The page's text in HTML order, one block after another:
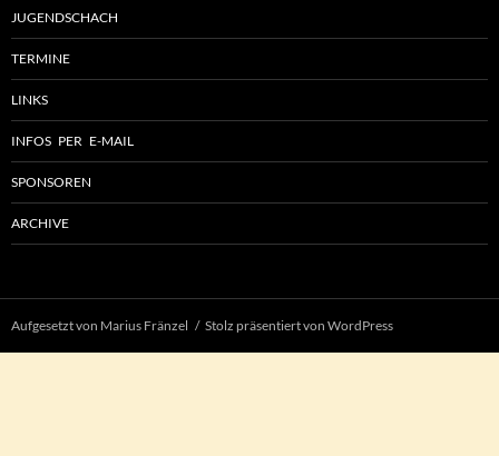
JUGENDSCHACH
TERMINE
LINKS
INFOS PER E-MAIL
SPONSOREN
ARCHIVE
Aufgesetzt von Marius Fränzel Stolz präsentiert von WordPress